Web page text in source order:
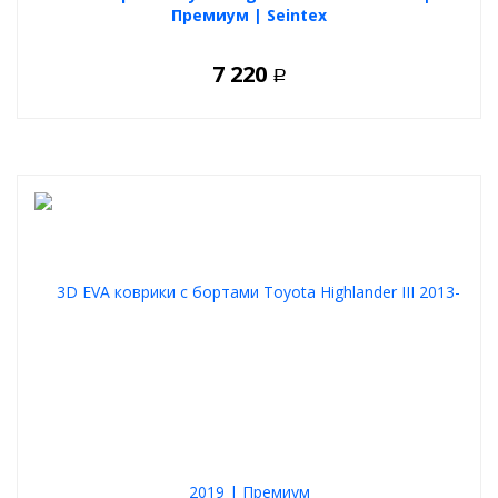
Премиум | Seintex
7 220 Р